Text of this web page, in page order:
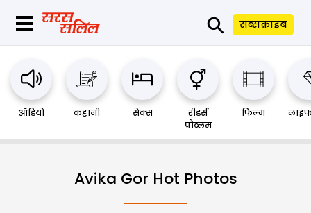
⚲ सब्सक्राइब
ऑडियो कहानी सेक्स
रीडर्स
प्रौब्लम
फिल्म
Avika Gor Hot Photos